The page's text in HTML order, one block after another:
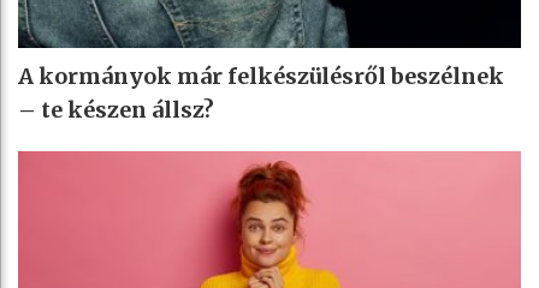
A kormányok már felkészülésről beszélnek
– te készen állsz?